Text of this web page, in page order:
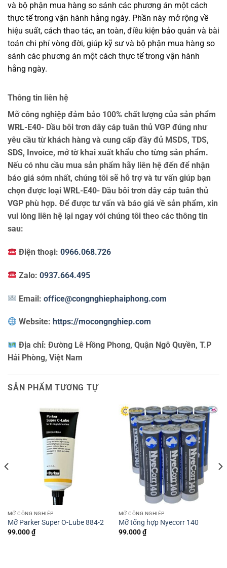
và bộ phận mua hàng so sánh các phương án một cách
thực tế trong vận hành hằng ngày. Phần này mở rộng về
hiệu suất, cách thao tác, an toàn, điều kiện bảo quản và bài
toán chi phí vòng đời, giúp kỹ sư và bộ phận mua hàng so
sánh các phương án một cách thực tế trong vận hành
hằng ngày.
Thông tin liên hệ
Mỡ công nghiệp đảm bảo 100% chất lượng của sản phẩm
WRL-E40- Dầu bôi trơn dây cáp tuân thủ VGP đúng như
yêu cầu từ khách hàng và cung cấp đầy đủ MSDS, TDS,
SDS, Invoice, mở tờ khai xuất khẩu cho từng sản phẩm.
Nếu có nhu cầu mua sản phẩm hãy liên hệ đến để nhận
báo giá sớm nhất, chúng tôi sẽ hỗ trợ và tư vấn giúp bạn
chọn được loại WRL-E40- Dầu bôi trơn dây cáp tuân thủ
VGP phù hợp. Để được tư vấn và báo giá về sản phẩm, xin
vui lòng liên hệ lại ngay với chúng tôi theo các thông tin
sau:
Điện thoại:0966.068.726
Zalo:0937.664.495
Email:office@congnghiephaiphong.com
Website: https://mocongnghiep.com
Địa chỉ:Đường Lê Hồng Phong, Quận Ngô Quyền, T.P
Hải Phòng, Việt Nam
SẢN PHẨM TƯƠNG TỰ
MỠ CÔNG NGHIỆP
Mỡ Parker Super O-Lube 884-2
99.000₫
MỠ CÔNG NGHIỆP
Mỡ tổng hợp Nyecorr 140
99.000₫